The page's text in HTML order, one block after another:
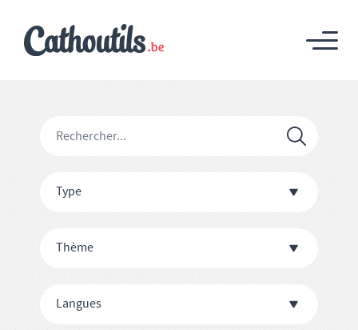
Type
Thème
Langues